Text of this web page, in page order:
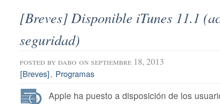
[Breves] Disponible iTunes 11.1
seguridad)
posted by dabo on septiembre 18, 2013
[Breves], Programas
Apple ha puesto a disposición de los